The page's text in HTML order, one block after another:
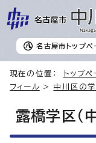
名古屋市 トップペ
現在の位置： トップペ
フィール > 中川区の学
露橋学区（